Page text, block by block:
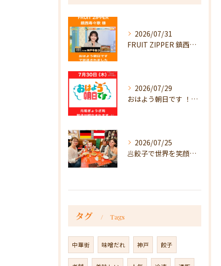
2026/07/31
FRUIT ZIPPER 鎮西寿々歌様が！
2026/07/29
おはよう朝日です ！で放送
2026/07/25
🥟餃子で世界を笑顔に🥟
タグ Tags
中華街 味噌だれ 神戸 餃子